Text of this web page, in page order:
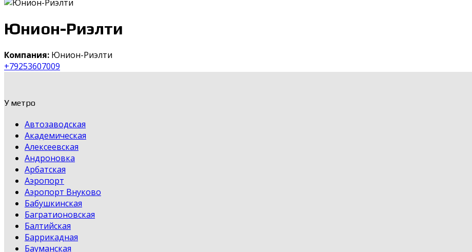
Юнион-Риэлти
Компания: Юнион-Риэлти
+79253607009
У метро
Автозаводская
Академическая
Алексеевская
Андроновка
Арбатская
Аэропорт
Аэропорт Внуково
Бабушкинская
Багратионовская
Балтийская
Баррикадная
Бауманская